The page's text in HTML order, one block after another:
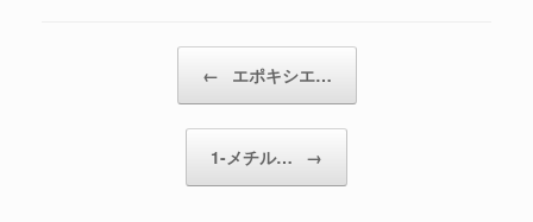
← エポキシエ…
1-メチル… →